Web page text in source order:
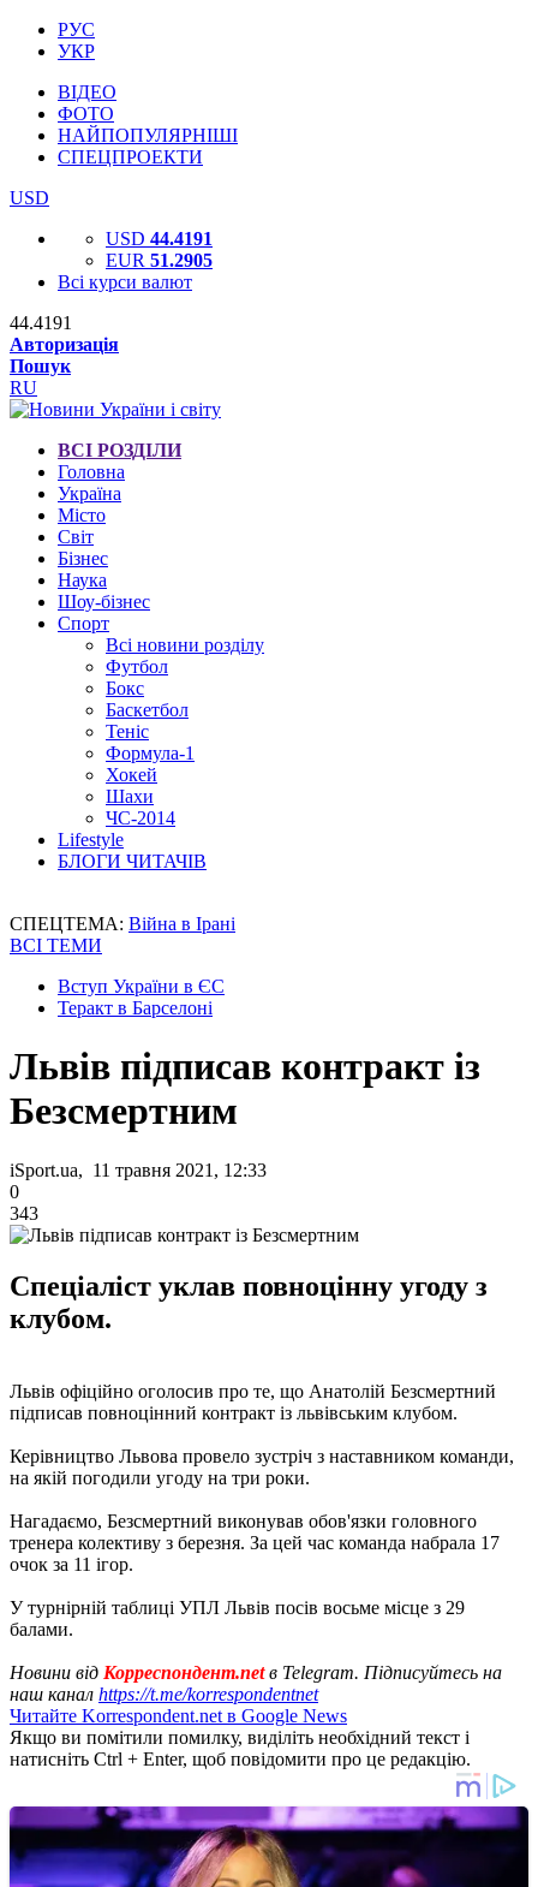
РУС
УКР
ВІДЕО
ФОТО
НАЙПОПУЛЯРНІШІ
СПЕЦПРОЕКТИ
USD
USD 44.4191
EUR 51.2905
Всі курси валют
44.4191
Авторизація
Пошук
RU
ВСІ РОЗДІЛИ
Головна
Україна
Місто
Світ
Бізнес
Наука
Шоу-бізнес
Спорт
Всі новини розділу
Футбол
Бокс
Баскетбол
Теніс
Формула-1
Хокей
Шахи
ЧС-2014
Lifestyle
БЛОГИ ЧИТАЧІВ
СПЕЦТЕМА: Війна в Ірані
ВСІ ТЕМИ
Вступ України в ЄС
Теракт в Барселоні
Львів підписав контракт із
Безсмертним
iSport.ua, 11 травня 2021, 12:33
0
343
Спеціаліст уклав повноцінну угоду з
клубом.
Львів офіційно оголосив про те, що Анатолій Безсмертний
підписав повноцінний контракт із львівським клубом.
Керівництво Львова провело зустріч з наставником команди,
на якій погодили угоду на три роки.
Нагадаємо, Безсмертний виконував обов'язки головного
тренера колективу з березня. За цей час команда набрала 17
очок за 11 ігор.
У турнірній таблиці УПЛ Львів посів восьме місце з 29
балами.
Новини від Корреспондент.netв Telegram. Підписуйтесь на
наш канал https://t.me/korrespondentnet
Читайте Korrespondent.net в Google News
Якщо ви помітили помилку, виділіть необхідний текст і
натисніть Ctrl + Enter, щоб повідомити про це редакцію.